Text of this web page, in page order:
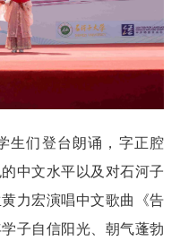
们登台朗诵，字正腔
中文水平以及对石河子
力宏演唱中文歌曲《告
子自信阳光、朝气蓬勃